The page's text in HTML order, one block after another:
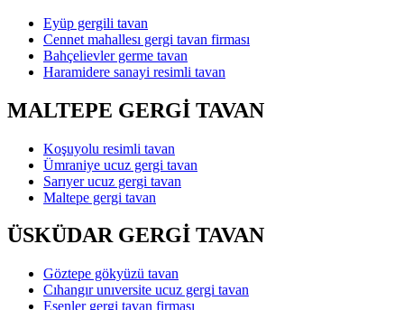
Eyüp gergili tavan
Cennet mahallesı gergi tavan firması
Bahçelievler germe tavan
Haramidere sanayi resimli tavan
MALTEPE GERGİ TAVAN
Koşuyolu resimli tavan
Ümraniye ucuz gergi tavan
Sarıyer ucuz gergi tavan
Maltepe gergi tavan
ÜSKÜDAR GERGİ TAVAN
Göztepe gökyüzü tavan
Cıhangır unıversite ucuz gergi tavan
Esenler gergi tavan firması